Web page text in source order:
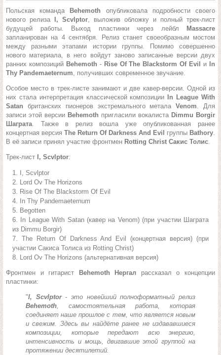
Польская команда Behemoth опубликовала подробности своего
нового релиза
I, Scvlptor, выложив обложку и полный трек-лист
будущей работы. Выход пластинки через лейбл
Massacre
запланирован на 4 сентября. Релиз станет своеобразным мостом
между разными этапами истории группы. Помимо совершенно
нового материала, в него войдут заново записанные версии двух
ранних композиций Behemoth - Rise Of The Blackstorm Of Evil и
In
Thy Pandemaeternum, получивших современное звучание.
Особое место в трек-листе занимают и две кавер-версии. Одной из
них стала интерпретация классической композиции
In League With
Satan британских пионеров экстремального металаVenom. Для
записи этой версии Behemoth пригласили вокалиста Dimmu Borgir
Шаграта. Также в релиз вошла уже опубликованная ранее
концертная версия The Return Of Darkness And Evil группы Bathory.
В её записи принял участие фронтмен Rotting Christ Сакис Толис.
Трек-лист I, Scvlptor:
I, Scvlptor
Lord Ov The Horizons
Rise Of The Blackstorm Of Evil
In Thy Pandemaeternum
Begotten
In League With Satan (кавер на Venom) (при участии Шаграта
из Dimmu Borgir)
The Return Of Darkness And Evil (концертная версия) (при
участии Сакиса Толиса из Rotting Christ)
Lord Ov The Horizons (альтернативная версия)
Фронтмен и гитарист Behemoth Нергал рассказал о концепции
пластинки:
"I, Scvlptor- это новейший полноформатный релиз
Behemoth, самостоятельная работа, которая
соединяет наше прошлое с тем, что является новым
и свежим. Здесь вы найдёте ранее не издававшиеся
композиции, которые передают всю энергию,
интенсивность и мощь, двигавшие этой группой на
протяжении десятилетий.